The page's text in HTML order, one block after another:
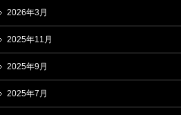
2026年3月
2025年11月
2025年9月
2025年7月